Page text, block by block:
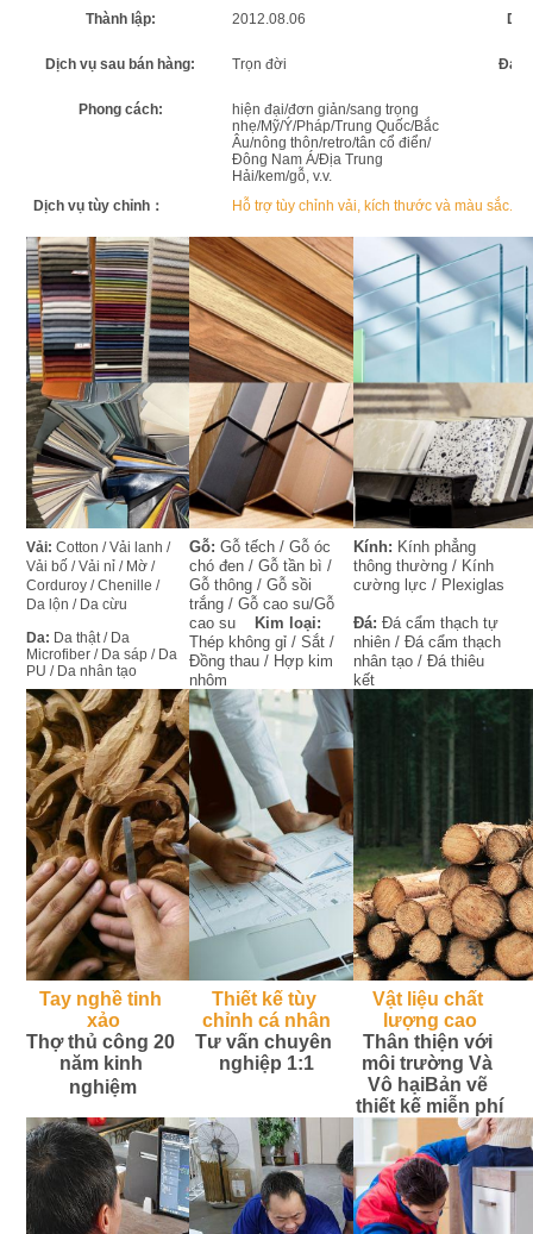
Thành lập: 2012.08.06
Dịch vụ sau bán hàng: Trọn đời Đảm
Phong cách:
hiện đại/đơn giản/sang trọng
nhẹ/Mỹ/Ý/Pháp/Trung Quốc/Bắc
Âu/nông thôn/retro/tân cổ điển/
Đông Nam Á/Địa Trung
Hải/kem/gỗ, v.v.
Dịch vụ tùy chỉnh： Hỗ trợ tùy chỉnh vải, kích thước và màu sắc.
Vải: Cotton / Vải lanh /
Vải bố / Vải nỉ / Mờ /
Corduroy / Chenille /
Da lộn / Da cừu
Da: Da thật / Da
Microfiber / Da sáp / Da
PU / Da nhân tạo
Gỗ: Gỗ tếch / Gỗ óc
chó đen / Gỗ tần bì /
Gỗ thông / Gỗ sồi
trắng / Gỗ cao su/Gỗ
cao su
Kim loại:
Thép không gỉ / Sắt /
Đồng thau / Hợp kim
nhôm
Kính: Kính phẳng
thông thường / Kính
cường lực / Plexiglas
Đá: Đá cẩm thạch tự
nhiên / Đá cẩm thạch
nhân tạo / Đá thiêu
kết
Tay nghề tinh
xảo
Thợ thủ công 20
năm kinh
nghiệm
Thiết kế tùy
chỉnh cá nhân
Tư vấn chuyên
nghiệp 1:1
Vật liệu chất
lượng cao
Thân thiện với
môi trường Và
Vô hạiBản vẽ
thiết kế miễn phí